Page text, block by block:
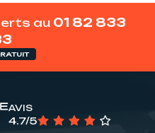
au 01 82 833
AVIS
4.7/5